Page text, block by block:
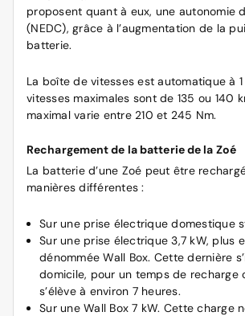
proposent quant à eux, une autonomie
(NEDC), grâce à l’augmentation de la
batterie.
La boîte de vitesses est automatique à
vitesses maximales sont de 135 ou 140
maximal varie entre 210 et 245 Nm.
Rechargement de la batterie de la Zoé
La batterie d’une Zoé peut être
manières différentes :
Sur une prise électrique domestique
Sur une prise électrique 3,7 kW, plus
dénommée Wall Box. Cette dernière
domicile, pour un temps de recharge
s’élève à environ 7 heures.
Sur une Wall Box 7 kW. Cette charge